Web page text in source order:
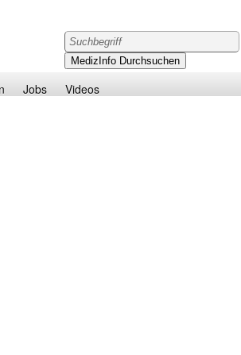
Jobs Videos